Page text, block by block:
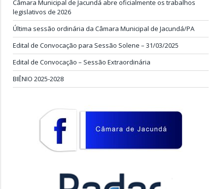
Câmara Municipal de Jacundá abre oficialmente os trabalhos
legislativos de 2026
Última sessão ordinária da Câmara Municipal de Jacundá/PA
Edital de Convocação para Sessão Solene – 31/03/2025
Edital de Convocação – Sessão Extraordinária
BIÊNIO 2025-2028